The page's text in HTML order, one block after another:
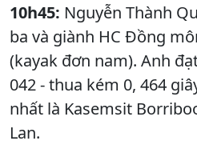
10h45: Nguyễn Thành
ba và giành HC Đồng
(kayak đơn nam). Anh
042 - thua kém 0, 464
nhất là Kasemsit
Lan.